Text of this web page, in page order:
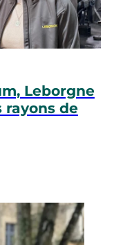
Leborgne
rayons de